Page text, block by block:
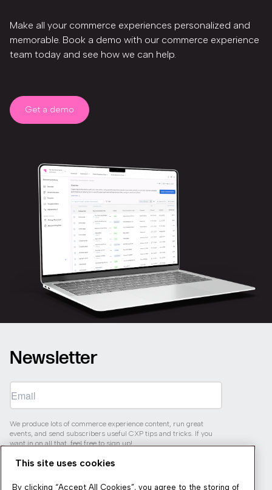
Make all your commerce experiences personalized and
memorable. Book a demo with our commerce experience
team today and see how we can help.
Get a demo
Newsletter
We produce lots of commerce experience content, run great
events, and send subscribers useful CXP tips and tricks. If you
want in on all that, feel free to sign up!
This site uses cookies
By clicking “Accept All Cookies”, you agree to the storing of